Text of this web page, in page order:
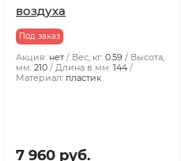
воздуха
Под заказ
Акция: нет Вес, кг: 0.59
Высота,
мм: 210 Длина в мм: 144
Материал: пластик
7 960 руб.